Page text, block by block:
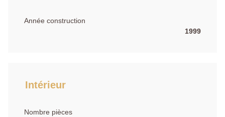
Année construction
1999
Intérieur
Nombre pièces